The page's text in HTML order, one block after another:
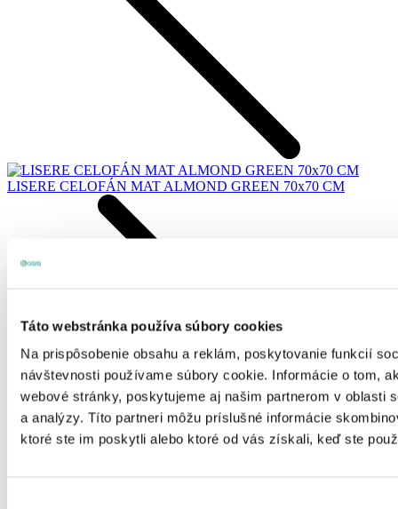
Táto webstránka používa súbory cookies
Na prispôsobenie obsahu a reklám, poskytovanie funkcií
návštevnosti používame súbory cookie. Informácie o tom,
webové stránky, poskytujeme aj našim partnerom v oblasti
a analýzy. Títo partneri môžu príslušné informácie
ktoré ste im poskytli alebo ktoré od vás získali, keď ste
LISERE CELOFÁN MAT ALMOND GREEN 70x70 CM